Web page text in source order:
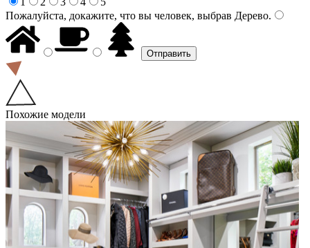
Пожалуйста, докажите, что вы человек, выбрав Дерево.
Похожие модели